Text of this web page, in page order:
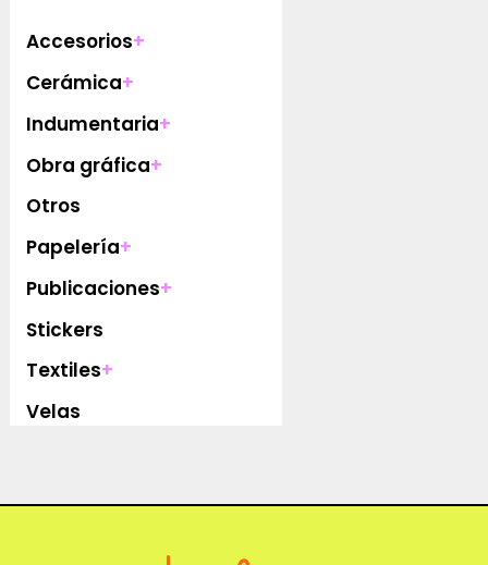
Accesorios+
Cerámica+
Indumentaria+
Obra gráfica+
Otros
Papelería+
Publicaciones+
Stickers
Textiles+
Velas